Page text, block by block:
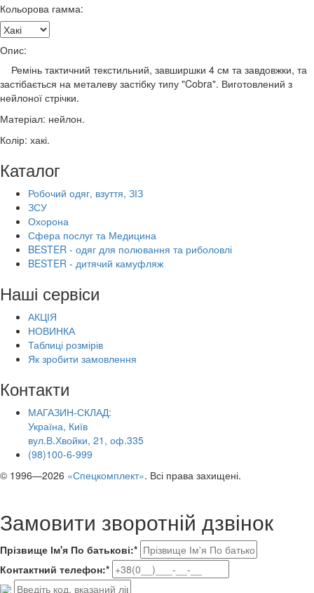
Кольорова гамма:
Опис:
Ремінь тактичний текстильний, завширшки 4 см та завдовжки, та
застібається на металеву застібку типу "Cobra". Виготовлений з
нейлоної стрічки.
Матеріал: нейлон.
Колір: хакі.
Каталог
Робочий одяг, взуття, ЗІЗ
ЗСУ
Охорона
Сфера послуг та Медицина
BESTER - одяг для полювання та риболовлі
BESTER - дитячий камуфляж
Наші сервіси
АКЦІЯ
НОВИНКА
Таблиці розмірів
Як зробити замовлення
Контакти
МАГАЗИН-СКЛАД:
Україна, Київ
вул.В.Хвойки, 21, оф.335
(98)100-6-999
© 1996—2026 «Спецкомплект». Всі права захищені.
Замовити зворотній дзвінок
Прізвище Ім'я По батькові:*
Контактний телефон:*